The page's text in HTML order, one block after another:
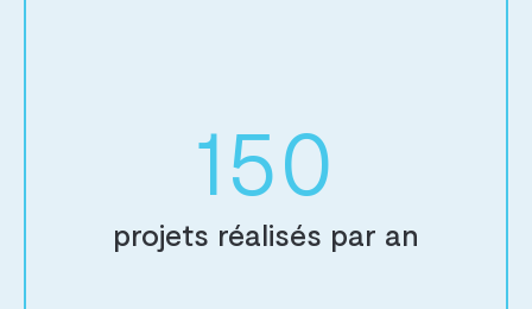
150
projets réalisés par an